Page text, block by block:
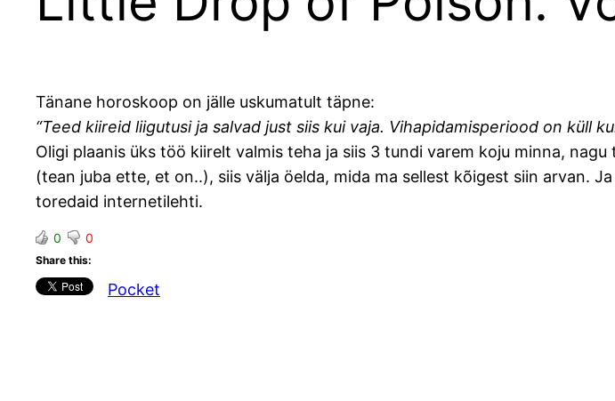
Tänane horoskoop on jälle uskumatult täpne:
“Teed kiireid liigutusi ja salvad just siis kui vaja. Vihapidamisperiood on küll
Oligi plaanis üks töö kiirelt valmis teha ja siis 3 tundi varem koju minna,
(tean juba ette, et on..), siis välja öelda, mida ma sellest kõigest siin arvan.
toredaid internetilehti.
0 0
Share this:
Pocket